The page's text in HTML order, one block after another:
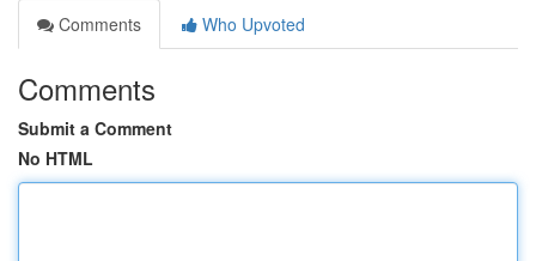
Comments
Who Upvoted
Comments
Submit a Comment
No HTML